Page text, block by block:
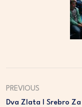
PREVIOUS
Dva Zlata I Srebro Za